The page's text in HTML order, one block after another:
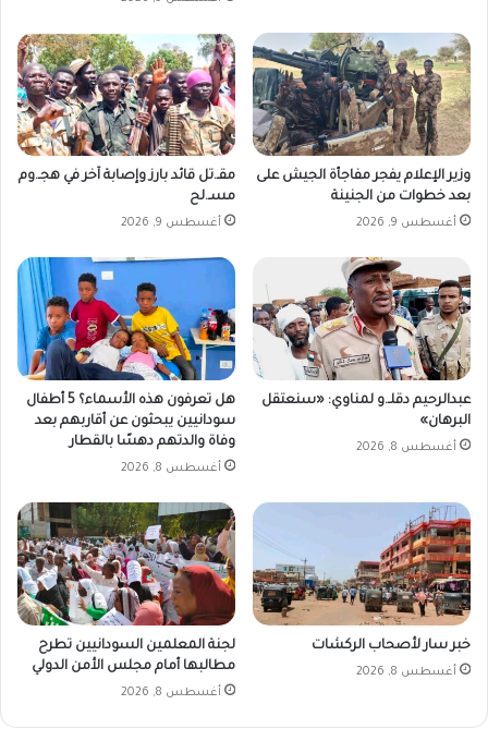
وزير الإعلام يفجر مفاجأة الجيش على
بعد خطوات من الجنينة
أغسطس 9, 2026
مقـ.تل قائد بارز وإصابة آخر في هجـ.وم
مسـ.لح
أغسطس 9, 2026
عبدالرحيم دقلـ.و لمناوي: «سنعتقل
البرهان»
أغسطس 8, 2026
هل تعرفون هذه الأسماء؟ 5 أطفال
سودانيين يبحثون عن أقاربهم بعد
وفاة والدتهم دهسًا بالقطار
أغسطس 8, 2026
خبر سار لأصحاب الركشات
أغسطس 8, 2026
لجنة المعلمين السودانيين تطرح
مطالبها أمام مجلس الأمن الدولي
أغسطس 8, 2026